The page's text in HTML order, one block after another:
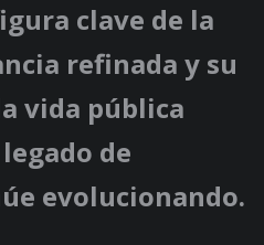
clave de la
refinada y su
vida pública
de
evolucionando.